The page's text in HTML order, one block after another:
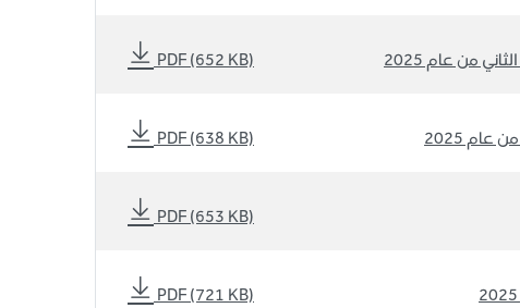
من عام 2025 PDF (652 KB)
2025
PDF (638 KB)
PDF (653 KB)
PDF (721 KB)